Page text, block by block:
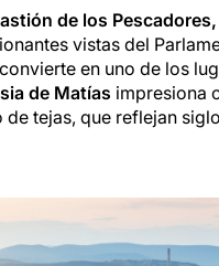
de los Pescadores,
vistas del
en uno de los
de Matías impresiona
tejas, que reflejan